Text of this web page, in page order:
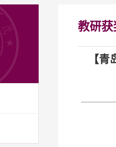
教研获
【